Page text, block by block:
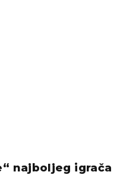
najboljeg igrača